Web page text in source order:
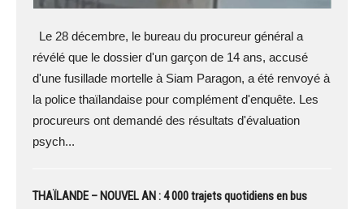
Le 28 décembre, le bureau du procureur général a
révélé que le dossier d'un garçon de 14 ans, accusé
d'une fusillade mortelle à Siam Paragon, a été renvoyé à
la police thaïlandaise pour complément d'enquête. Les
procureurs ont demandé des résultats d'évaluation
psych...
THAÏLANDE – NOUVEL AN : 4 000 trajets quotidiens en bus